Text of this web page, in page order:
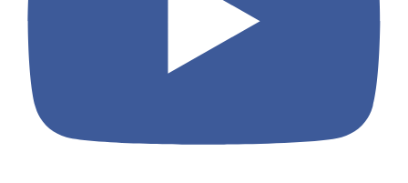
मानपुर में NH -930 में लगातार बढ़ रही सड़क हादसा में फिर दो
लोगों की मौत//Bharat 24 News//